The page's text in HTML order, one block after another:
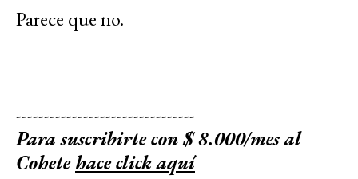
Parece que no.
--------------------------------
Para suscribirte con $ 8.000/mes al
Cohetehace click aquí